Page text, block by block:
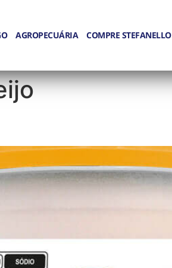
AGROPECUÁRIA COMPRE STEFANELLO